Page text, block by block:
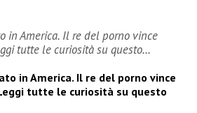
in America. Il re del porno vince
tutte le curiosità su questo…
in America. Il re del porno vince
tutte le curiosità su questo